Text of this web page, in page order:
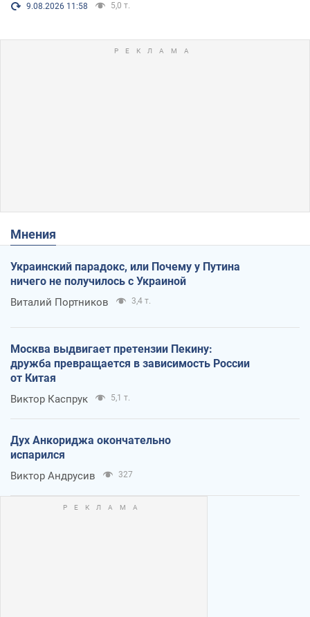
9.08.2026 11:58 5,0 т.
Мнения
Украинский парадокс, или Почему у Путина
ничего не получилось с Украиной
Виталий Портников 3,4 т.
Москва выдвигает претензии Пекину:
дружба превращается в зависимость России
от Китая
Виктор Каспрук 5,1 т.
Дух Анкориджа окончательно
испарился
Виктор Андрусив 327